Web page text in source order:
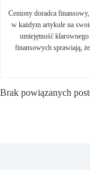
Ceniony doradca
w każdym artykule na
umiejętność
finansowych sprawiają,
Brak powiązanych